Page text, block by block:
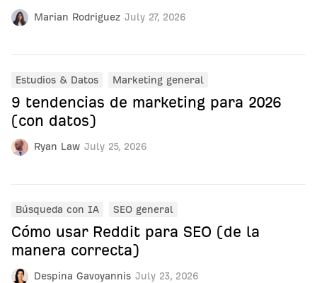
Marian Rodriguez July 27, 2026
Ryan Law July 25, 2026
Estudios & Datos Marketing general
9 tendencias de marketing para 2026
(con datos)
Despina Gavoyannis July 23, 2026
Búsqueda con IA SEO general
Cómo usar Reddit para SEO (de la
manera correcta)